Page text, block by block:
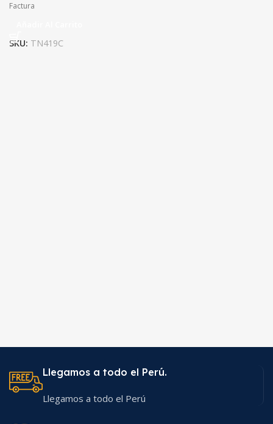
Factura
SKU: TN419C
Llegamos a todo el Perú.
Llegamos a todo el Perú